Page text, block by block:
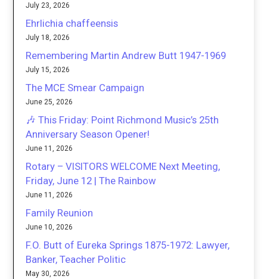
July 23, 2026
Ehrlichia chaffeensis
July 18, 2026
Remembering Martin Andrew Butt 1947-1969
July 15, 2026
The MCE Smear Campaign
June 25, 2026
🎶 This Friday: Point Richmond Music’s 25th
Anniversary Season Opener!
June 11, 2026
Rotary – VISITORS WELCOME Next Meeting,
Friday, June 12 | The Rainbow
June 11, 2026
Family Reunion
June 10, 2026
F.O. Butt of Eureka Springs 1875-1972: Lawyer,
Banker, Teacher Politic
May 30, 2026